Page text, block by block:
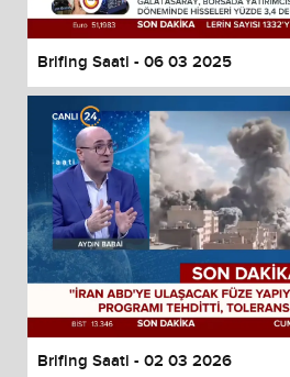
Brifing Saati - 06 03 2025
Brifing Saati - 02 03 2026